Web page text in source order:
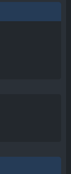
08:25
dazu